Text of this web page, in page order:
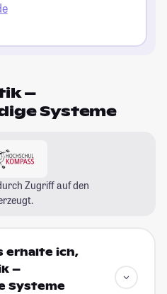
–
Systeme
Zugriff auf den
erhalte ich,
–
Systeme